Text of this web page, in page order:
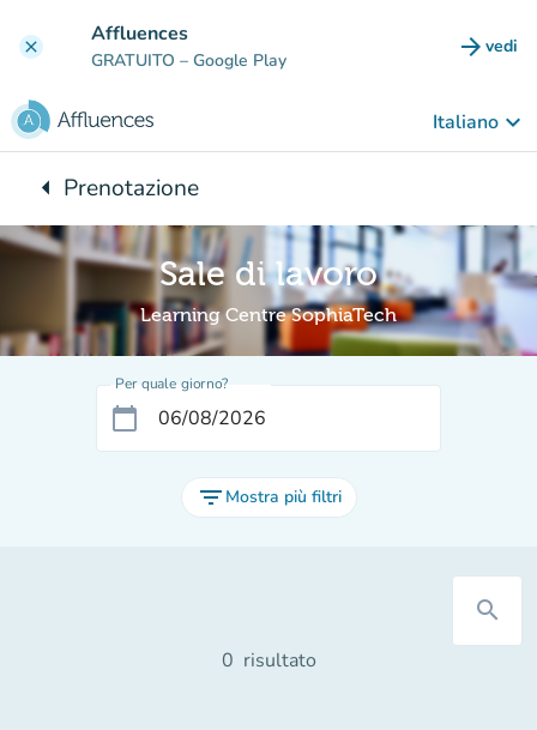
clear Affluences
GRATUITO – Google Play arrow_forward vedi
Italiano keyboard_arrow_down
arrow_leftTorna a:
Prenotazione
Sale di lavoro
Learning Centre SophiaTech
Per quale giorno?
calendar_today
filter_list Mostra più filtri
search
0 risultato